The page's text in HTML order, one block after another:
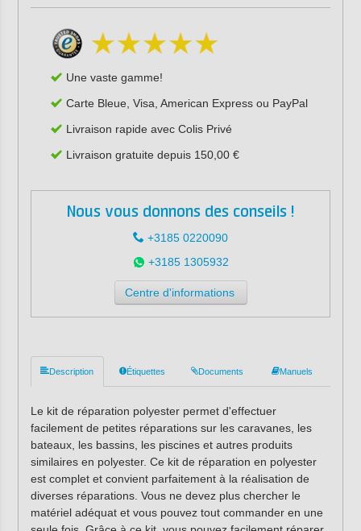
Une vaste gamme!
Carte Bleue, Visa, American Express ou PayPal
Livraison rapide avec Colis Privé
Livraison gratuite depuis 150,00 €
Nous vous donnons des conseils !
+3185 0220090
+3185 1305932
Centre d'informations
Description Étiquettes Documents Manuels
Le kit de réparation polyester permet d'effectuer
facilement de petites réparations sur les caravanes, les
bateaux, les bassins, les piscines et autres produits
similaires en polyester. Ce kit de réparation en polyester
est complet et convient parfaitement à la réalisation de
diverses réparations. Vous ne devez plus chercher le
matériel adéquat et vous pouvez tout commander en une